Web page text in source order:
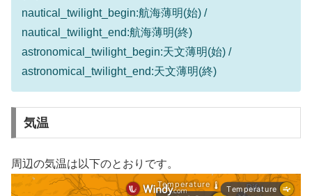
nautical_twilight_begin:航海薄明(始) /
nautical_twilight_end:航海薄明(終)
astronomical_twilight_begin:天文薄明(始) /
astronomical_twilight_end:天文薄明(終)
気温
周辺の気温は以下のとおりです。